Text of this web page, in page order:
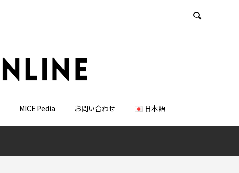

MICE Pedia お問い合わせ 日本語